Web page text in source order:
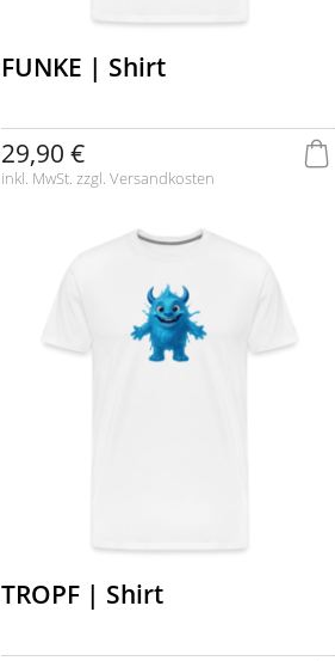
FUNKE | Shirt
29,90 €
inkl. MwSt. zzgl. Versandkosten
TROPF | Shirt